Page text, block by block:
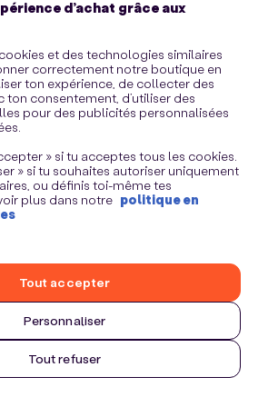
d’achat grâce aux
et des technologies similaires
correctement notre boutique en
ton expérience, de collecter des
ton consentement, d’utiliser des
pour des publicités personnalisées
» si tu acceptes tous les cookies.
» si tu souhaites autoriser uniquement
ou définis toi-même tes
plus dans notre politique en
Personnaliser
Tout refuser
Tout accepter